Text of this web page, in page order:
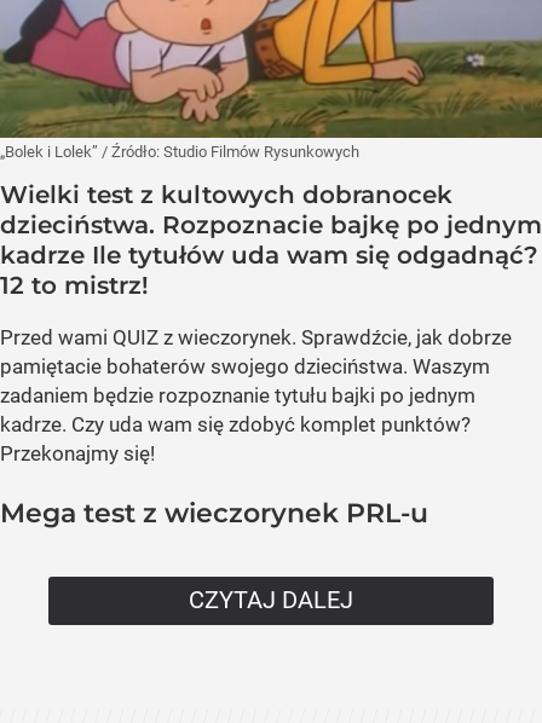
„Bolek i Lolek” / Źródło: Studio Filmów Rysunkowych
Wielki test z kultowych dobranocek
dzieciństwa. Rozpoznacie bajkę po jednym
kadrze Ile tytułów uda wam się odgadnąć?
12 to mistrz!
Przed wami QUIZ z wieczorynek. Sprawdźcie, jak dobrze
pamiętacie bohaterów swojego dzieciństwa. Waszym
zadaniem będzie rozpoznanie tytułu bajki po jednym
kadrze. Czy uda wam się zdobyć komplet punktów?
Przekonajmy się!
Mega test z wieczorynek PRL-u
CZYTAJ DALEJ